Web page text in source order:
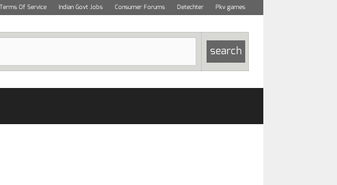
Terms Of Service Indian Govt Jobs Consumer Forums Detechter Pkv games